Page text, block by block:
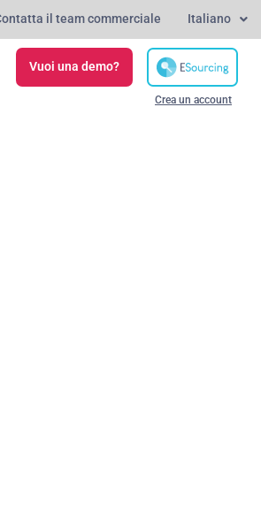
il team commerciale Italiano
Vuoi una demo?
Crea un account